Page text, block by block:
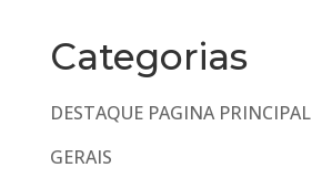
Categorias
DESTAQUE PAGINA PRINCIPAL
GERAIS